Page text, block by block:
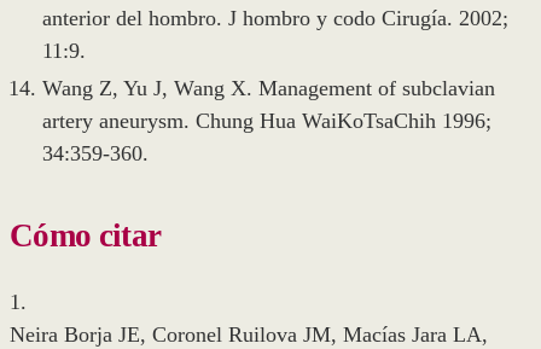
anterior del hombro. J hombro y codo Cirugía. 2002;
11:9.
Wang Z, Yu J, Wang X. Management of subclavian
artery aneurysm. Chung Hua WaiKoTsaChih 1996;
34:359-360.
Cómo citar
1.
Neira Borja JE, Coronel Ruilova JM, Macías Jara LA,